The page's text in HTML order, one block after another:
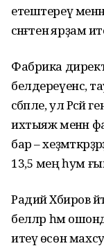
етештереү
сәнәғәтенә
Фабрика
белдереүенсә,
сәбәпле, ул Рәсәй
ихтыяж менән
бар –
13,5 мең һум
Радий Хәбиров
беләләр һәм
итеү өсөн